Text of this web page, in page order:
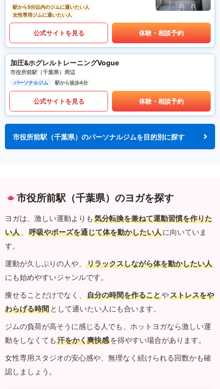
駅から5分以内のジムに通いたい人
女性専用ジムに通いたい人
公式サイトを見る 体験・相談予約
加圧&ホグレルトレーニングVogue
市役所前駅（千葉県）周辺
パーソナルジム 駅から徒歩4分
公式サイトを見る 体験・相談予約
市役所前駅（千葉県）のパーソナルジムを目的別に探す
市役所前駅（千葉県）のヨガを探す
ヨガは、激しい運動よりも 気分転換を兼ねて運動習慣を作りた
い人 、 呼吸やポーズを通じて体を動かしたい人に向いていま
す。
運動が久しぶりの人や、
リラックスしながら体を動かしたい人
にも始めやすいジャンルです。
痩せることだけでなく、
自分の時間を作ることやストレスをや
わらげる時間 として通いたい人にも合います。
ジムの負荷が高そうに感じる人でも、ホットヨガなら激しい運
動をしなくても 汗をかく爽快感 を得やすい場合があります。
女性専用スタジオの安心感や、無理なく続けられる回数かも確
認しましょう。